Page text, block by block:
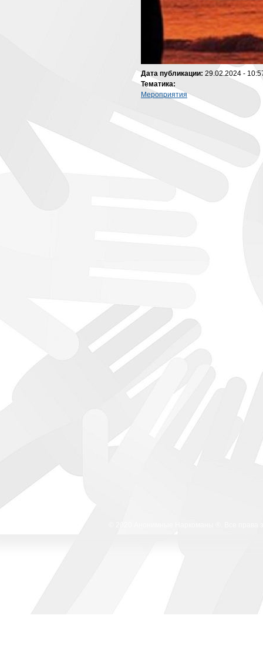
Дата публикации: 29.02.2024 -
Тематика:
Мероприятия